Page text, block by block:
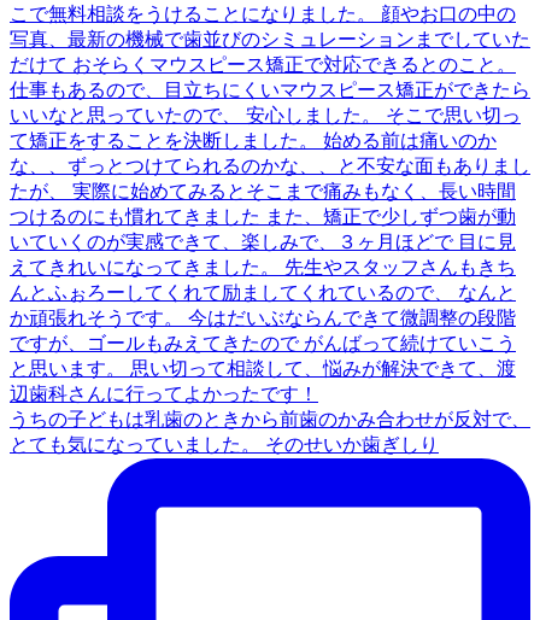
うちの子どもは乳歯のときから前歯のかみ合わせが反対で、
とても気になっていました。 そのせいか歯ぎしり